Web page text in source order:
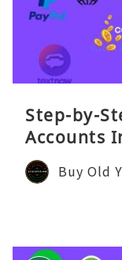
Step-by-
Accounts
Buy Old